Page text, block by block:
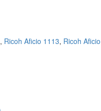
, Ricoh Aficio 1113, Ricoh